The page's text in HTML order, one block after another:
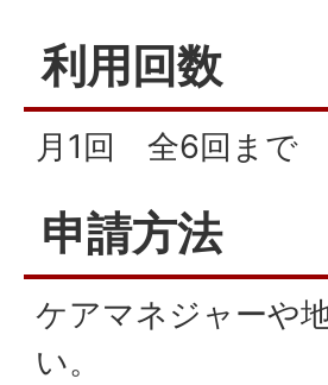
利用回数
月1回 全6回まで
申請方法
ケアマネジャーや
い。